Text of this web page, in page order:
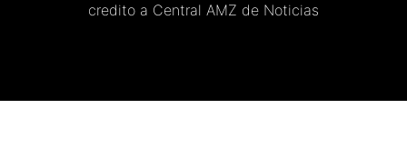
credito a Central AMZ de Noticias